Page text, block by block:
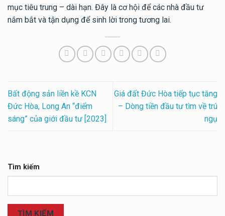
mục tiêu trung – dài hạn. Đây là cơ hội để các nhà đầu tư
nắm bắt và tận dụng để sinh lời trong tương lai.
Bất động sản liền kề KCN
Đức Hòa, Long An “điểm
sáng” của giới đầu tư [2023]
Giá đất Đức Hòa tiếp tục tăng
– Dòng tiền đầu tư tìm về trú
ngụ
Tìm kiếm
TÌM KIẾM